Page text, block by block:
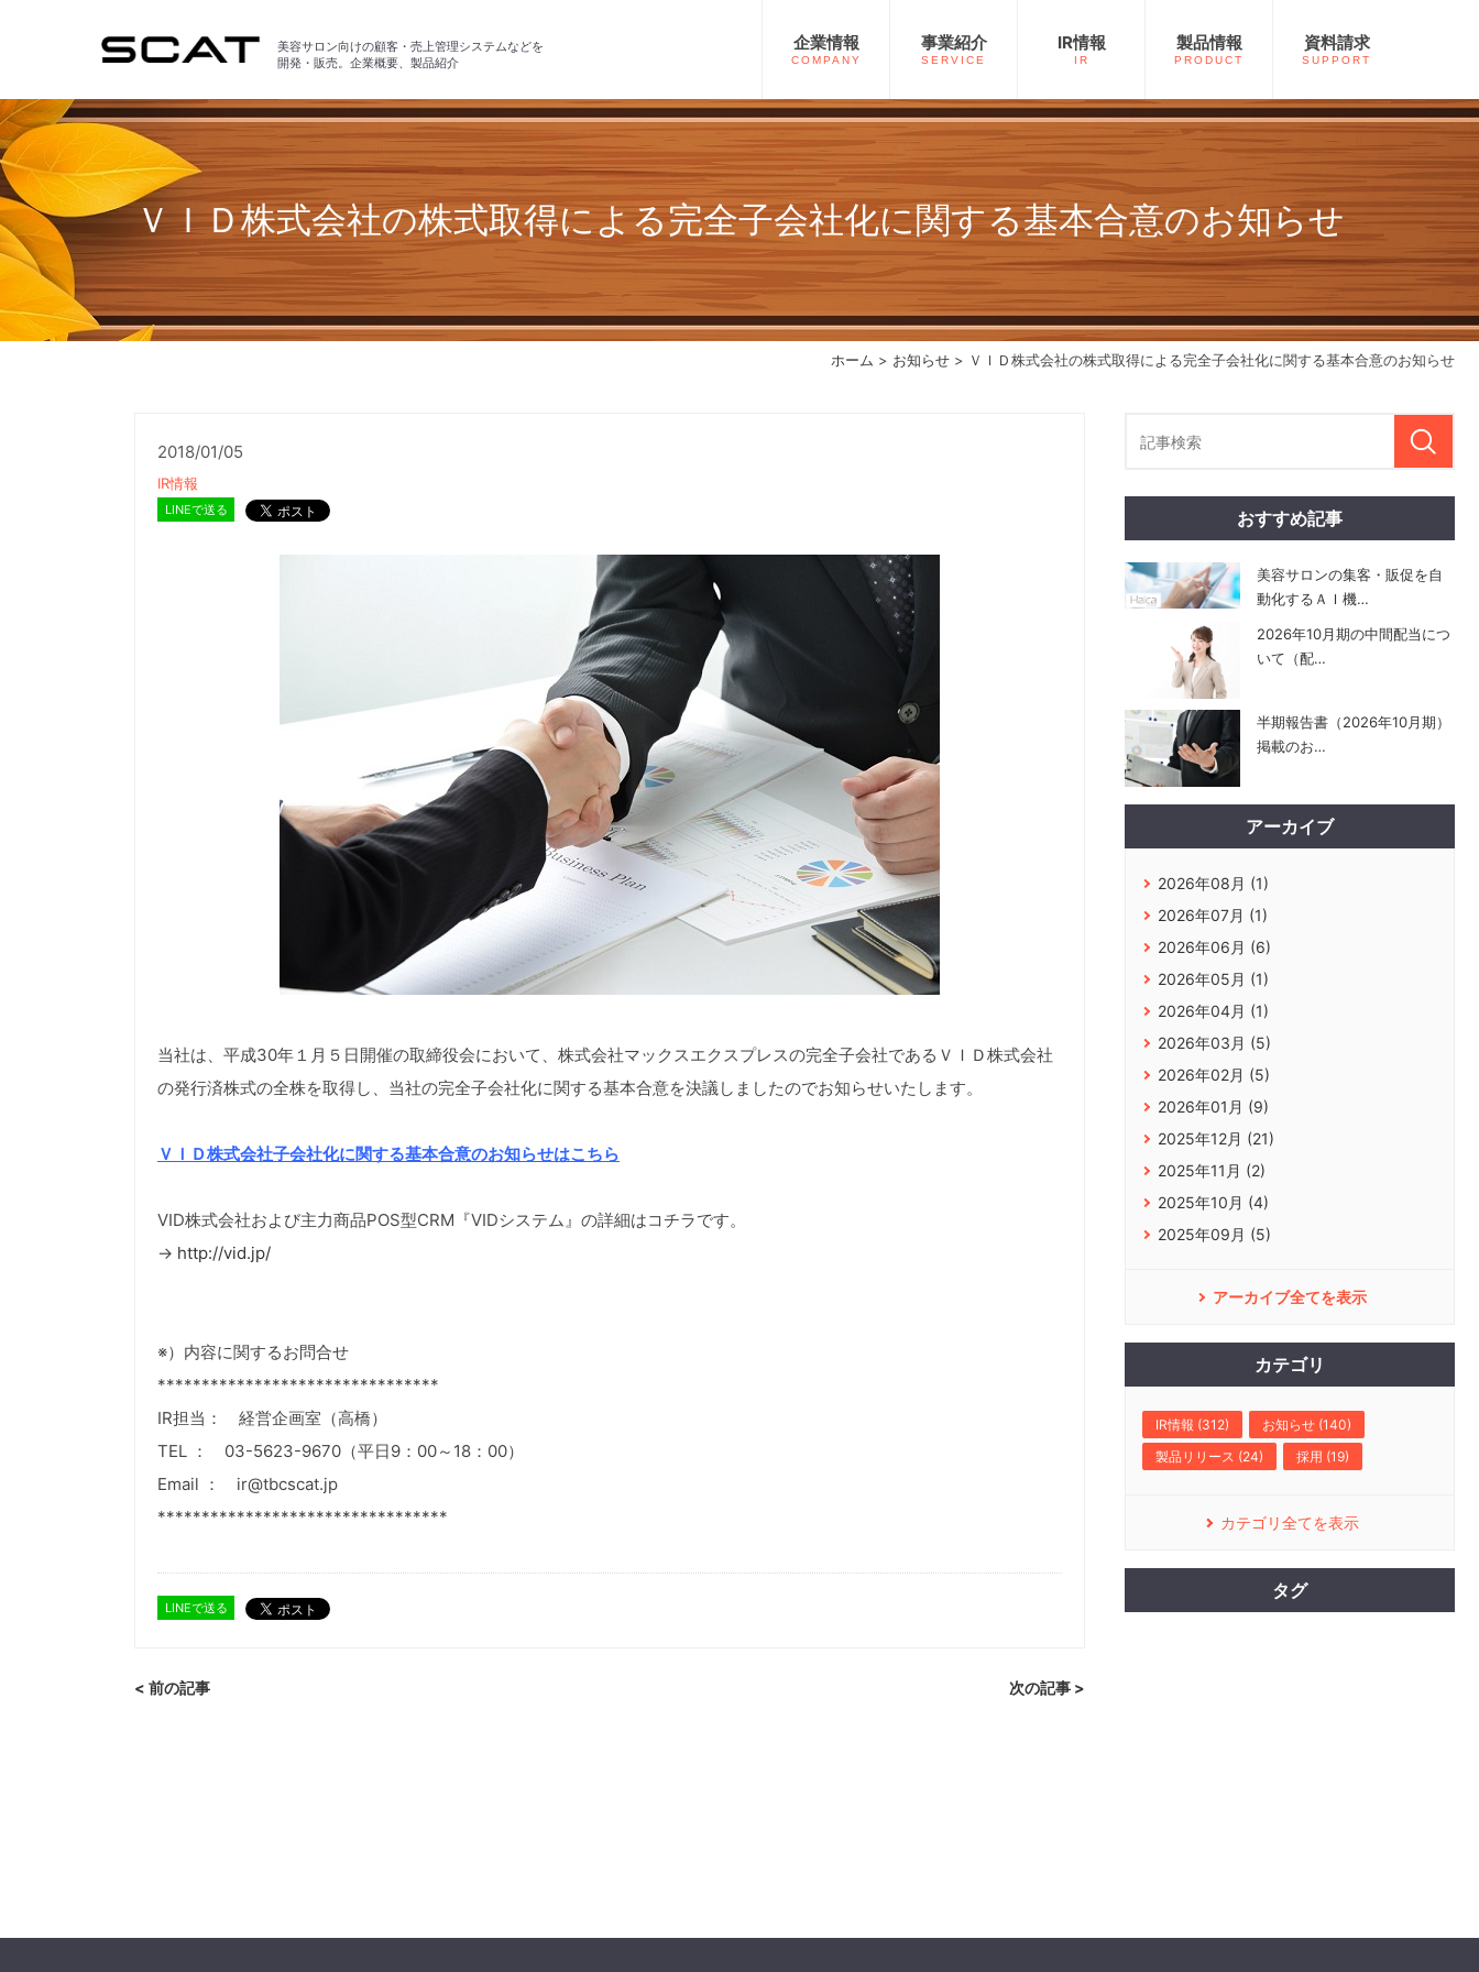
美容サロン向けの顧客・売上管理システムなどを
開発・販売。企業概要、製品紹介
企業情報
COMPANY
事業紹介
SERVICE
IR情報
IR
製品情報
PRODUCT
資料請求
SUPPORT
ホーム > お知らせ > ＶＩＤ株式会社の株式取得による完全子会社化に関する基本合意のお知らせ
ＶＩＤ株式会社の株式取得による完全子会社化に関する基本合意のお知らせ
2018/01/05
IR情報
LINEで送る
当社は、平成30年１月５日開催の取締役会において、株式会社マックスエクスプレスの完全子会社であるＶＩＤ株式会社
の発行済株式の全株を取得し、当社の完全子会社化に関する基本合意を決議しましたのでお知らせいたします。
ＶＩＤ株式会社子会社化に関する基本合意のお知らせはこちら
VID株式会社および主力商品POS型CRM『VIDシステム』の詳細はコチラです。
→ http://vid.jp/
※）内容に関するお問合せ
********************************
IR担当： 経営企画室（高橋）
TEL ： 03-5623-9670（平日9：00～18：00）
Email ： ir@tbcscat.jp
*********************************
LINEで送る
< 前の記事 次の記事 >
おすすめ記事
美容サロンの集客・販促を自
動化するＡＩ機…
2026年10月期の中間配当につ
いて（配…
半期報告書（2026年10月期）
掲載のお…
アーカイブ
2026年08月 (1)
2026年07月 (1)
2026年06月 (6)
2026年05月 (1)
2026年04月 (1)
2026年03月 (5)
2026年02月 (5)
2026年01月 (9)
2025年12月 (21)
2025年11月 (2)
2025年10月 (4)
2025年09月 (5)
アーカイブ全てを表示
カテゴリ
IR情報 (312)
お知らせ (140)
製品リリース (24)
採用 (19)
カテゴリ全てを表示
タグ